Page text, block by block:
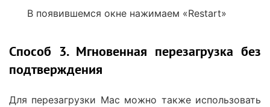
В появившемся окне нажимаем «Restart»
Способ 3. Мгновенная перезагрузка без
подтверждения
Для перезагрузки Mac можно также использовать